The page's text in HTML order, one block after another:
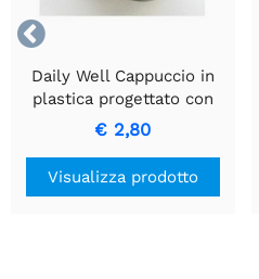

Daily Well Cappuccio in
plastica progettato con
precisione per interruttori
a pulsante in miniatura.
€ 2,80
Visualizza prodotto